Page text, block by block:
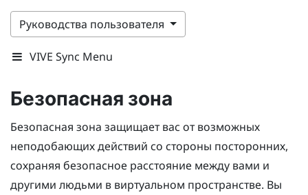
Руководства пользователя
VIVE Sync Menu
Безопасная зона
Безопасная зона защищает вас от возможных
неподобающих действий со стороны посторонних,
сохраняя безопасное расстояние между вами и
другими людьми в виртуальном пространстве. Вы